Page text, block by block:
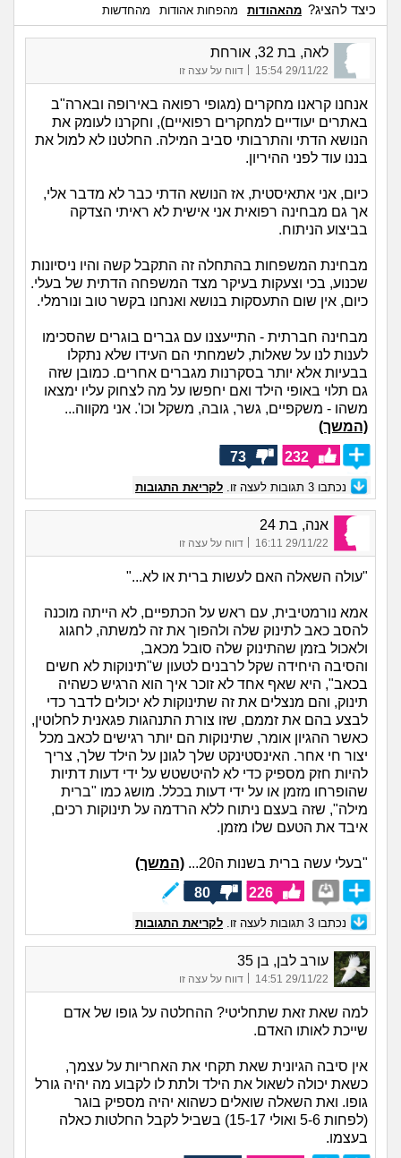
כיצד להציג? מהאהודות מהפחות אהודות מהחדשות
לאה, בת 32, אורחת
29/11/22 15:54 דווח על עצה זו
אנחנו קראנו מחקרים (מגופי רפואה באירופה ובארה"ב
באתרים יעודיים למחקרים רפואיים), וחקרנו לעומק את
הנושא הדתי והתרבותי סביב המילה. החלטנו לא למול את
בננו עוד לפני ההיריון.
כיום, אני אתאיסטית, אז הנושא הדתי כבר לא מדבר אלי,
אך גם מבחינה רפואית אני אישית לא ראיתי הצדקה
בביצוע הניתוח.
מבחינת המשפחות בהתחלה זה התקבל קשה והיו ניסיונות
שכנוע, בכי וצעקות בעיקר מצד המשפחה הדתית של בעלי.
כיום, אין שום התעסקות בנושא ואנחנו בקשר טוב ונורמלי.
מבחינה חברתית - התייעצנו עם גברים בוגרים שהסכימו
לענות לנו על שאלות, לשמחתי הם העידו שלא נתקלו
בבעיות אלא יותר בסקרנות מגברים אחרים. כמובן שזה
גם תלוי באופי הילד ואם יחפשו על מה לצחוק עליו ימצאו
משהו - משקפיים, גשר, גובה, משקל וכו'. אני מקווה...
(המשך)
232
73
נכתבו 3 תגובות לעצה זו. לקריאת התגובות
אנה, בת 24
29/11/22 16:11
| דווח על עצה זו
"עולה השאלה האם לעשות ברית או לא..."
אמא נורמטיבית, עם ראש על הכתפיים, לא הייתה מוכנה
להסב כאב לתינוק שלה ולהפוך את זה למשתה, לחגוג
ולאכול בזמן שהתינוק שלה סובל מכאב,
והסיבה היחידה שקל לרבנים לטעון ש"תינוקות לא חשים
בכאב", היא שאף אחד לא זוכר איך הוא הרגיש כשהיה
תינוק, והם מנצלים את זה שתינוקות לא יכולים לדבר כדי
לבצע בהם את זממם, שזו צורת התנהגות פגאנית לחלוטין,
כאשר ההגיון אומר, שתינוקות הם יותר רגישים לכאב מכל
יצור חי אחר. האינסטינקט שלך לגונן על הילד שלך, צריך
להיות חזק מספיק כדי לא להיטשטש על ידי דעות דתיות
שהופרחו מזמן או על ידי דעות בכלל. מושג כמו "ברית
מילה", שזה בעצם ניתוח ללא הרדמה על תינוקות רכים,
איבד את הטעם שלו מזמן.
"בעלי עשה ברית בשנות ה20...
(המשך)
226
80
נכתבו 3 תגובות לעצה זו. לקריאת התגובות
עורב לבן, בן 35
29/11/22 14:51
| דווח על עצה זו
למה שאת זאת שתחליטי? ההחלטה על גופו של אדם
שייכת לאותו האדם.
אין סיבה הגיונית שאת תקחי את האחריות על עצמך,
כשאת יכולה לשאול את הילד ולתת לו לקבוע מה יהיה גורל
גופו. ואת השאלה שואלים כשהוא יהיה מספיק בוגר
(לפחות 5-6 ואולי 15-17) בשביל לקבל החלטות כאלה
בעצמו.